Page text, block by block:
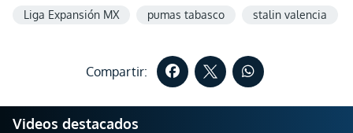
Liga Expansión MX pumas tabasco stalin valencia
Compartir:
Videos destacados